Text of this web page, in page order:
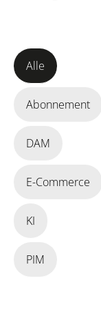
Alle
Abonnement
DAM
E-Commerce
KI
PIM